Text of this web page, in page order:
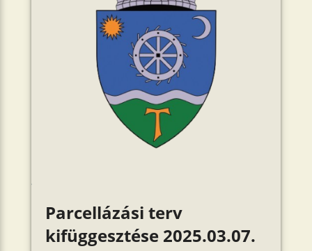
Parcellázási terv
kifüggesztése 2025.03.07.